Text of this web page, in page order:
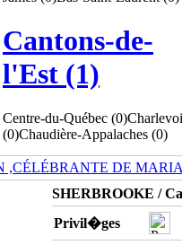
Cantons-de-
l'Est (1)
Centre-du-Québec (0)
(0)Chaudière-Appalaches (0)
,CÉLÉBRANTE DE
SHERBROOKE /
Privil�ges